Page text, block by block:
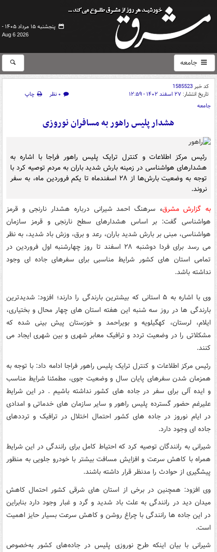
پنجشنبه ۱۵ مرداد ۱۴۰۵ -
Aug 6 2026
جامعه
کد خبر1585523
تاریخ انتشار: ۲۷ اسفند ۱۴۰۲ - ۱۲:۵۹ ۰ نظر
چاپ
جامعه
هشدار پلیس راهور به مسافران نوروزی
رئیس مرکز اطلاعات و کنترل ترایک پلیس راهور فراجا با اشاره به
هشدارهای هواشناسی در زمینه بارش شدید باران به مردم توصیه کرد با
توجه به وضعیت بارش‌ها از ۲۸ اسفندماه تا یکم فروردین ماه، به سفر
نروند.
به گزارش مشرق،سرهنگ احمد شیرانی درباره هشدار نارنجی و قرمز
هواشناسی گفت: بر اساس هشدارهای سطح نارنجی و قرمز سازمان
هواشناسی، مبنی بر بارش شدید باران، رعد و برق، وزش باد شدید، به نظر
می رسد برای فردا دوشنبه ۲۸ اسفند تا روز چهارشنبه اول فروردین در
تمامی استان های کشور شرایط مناسبی برای سفرهای جاده ای وجود
نداشته باشد.
وی با اشاره به ۵ استانی که بیشترین بارندگی را دارند؛ افزود: شدیدترین
بارندگی ها در روز سه شنبه این هفته استان های چهار محال و بختیاری،
ایلام، لرستان، کهگیلویه و بویراحمد و خوزستان پیش بینی شده که
مشکلاتی را در وضعیت تردد و ترافیک معابر شهری و بین شهری ایجاد می
کنند.
رئیس مرکز اطلاعات و کنترل ترایک پلیس راهور فراجا ادامه داد: با توجه به
همزمان شدن سفرهای پایان سال و وضعیت جوی، مطمئنا شرایط مناسب
و ایده آلی برای سفر در جاده های کشور نداشته باشیم . در این شرایط
علیرغم حضور گسترده پلیس راهور و سایر سازمان های خدماتی و امدادی
در ایام نوروز در جاده های کشور احتمال اختلال در ترافیک و ترددهای
جاده ای وجود دارد.
شیرانی به رانندگان توصیه کرد که احتیاط کامل برای رانندگی در این شرایط
همراه با کاهش سرعت و افزایش مسافت بیشتر با خودرو جلویی به منظور
پیشگیری از حوادث را مدنظر قرار داشته باشند.
وی افزود: همچنین در برخی از استان های شرقی کشور احتمال کاهش
میدان دید در رانندگی به علت باد شدید و گرد و غبار وجود دارد بنابراین
در این جاده ها رانندگی با چراغ روشن و کاهش سرعت بسیار حایز اهمیت
است.
شیرانی با بیان اینکه طرح نوروزی پلیس در جاده‌های کشور به‌خصوص